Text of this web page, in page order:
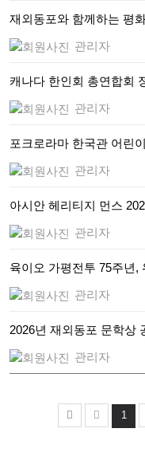
재외동포와 함께하는 평
관리자
캐나다 한인회 총연합회
관리자
포크로라마 한국관 어린
관리자
아시안 헤리티지 먼스
관리자
육이오 가평전투 75주년
관리자
2026년 재외동포 문학상
관리자
1